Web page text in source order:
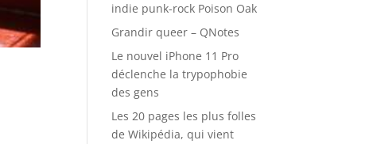
indie punk-rock Poison Oak
Grandir queer – QNotes
Le nouvel iPhone 11 Pro
déclenche la trypophobie
des gens
Les 20 pages les plus folles
de Wikipédia, qui vient